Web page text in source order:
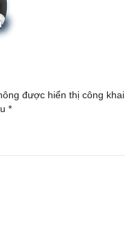
được hiển thị công khai.
*